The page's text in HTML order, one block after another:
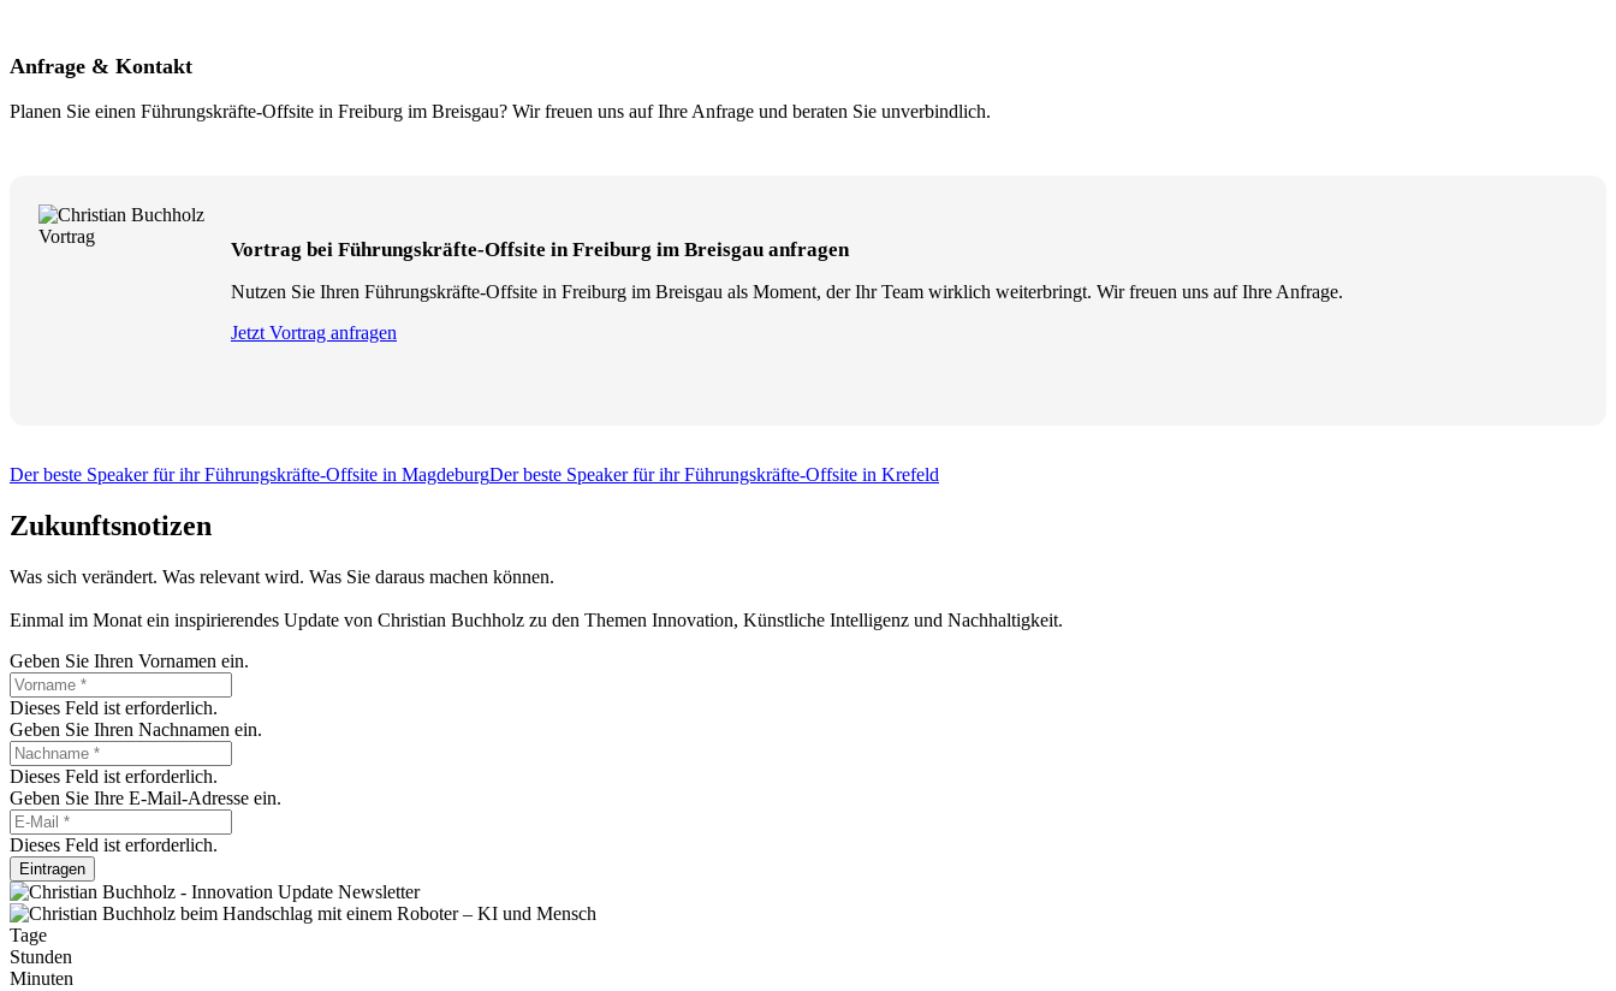
Anfrage & Kontakt
Planen Sie einen Führungskräfte-Offsite in Freiburg im Breisgau? Wir freuen uns auf Ihre Anfrage und beraten Sie unverbindlich.
Vortrag bei Führungskräfte-Offsite in Freiburg im Breisgau anfragen
Nutzen Sie Ihren Führungskräfte-Offsite in Freiburg im Breisgau als Moment, der Ihr Team wirklich weiterbringt. Wir freuen uns auf Ihre Anfrage.
Jetzt Vortrag anfragen
Der beste Speaker für ihr Führungskräfte-Offsite in MagdeburgDer beste Speaker für ihr Führungskräfte-Offsite in Krefeld
Zukunftsnotizen
Was sich verändert. Was relevant wird. Was Sie daraus machen können.
Einmal im Monat ein inspirierendes Update von Christian Buchholz zu den Themen Innovation, Künstliche Intelligenz und Nachhaltigkeit.
Geben Sie Ihren Vornamen ein.
Dieses Feld ist erforderlich.
Geben Sie Ihren Nachnamen ein.
Dieses Feld ist erforderlich.
Geben Sie Ihre E-Mail-Adresse ein.
Dieses Feld ist erforderlich.
Eintragen
Tage
Stunden
Minuten